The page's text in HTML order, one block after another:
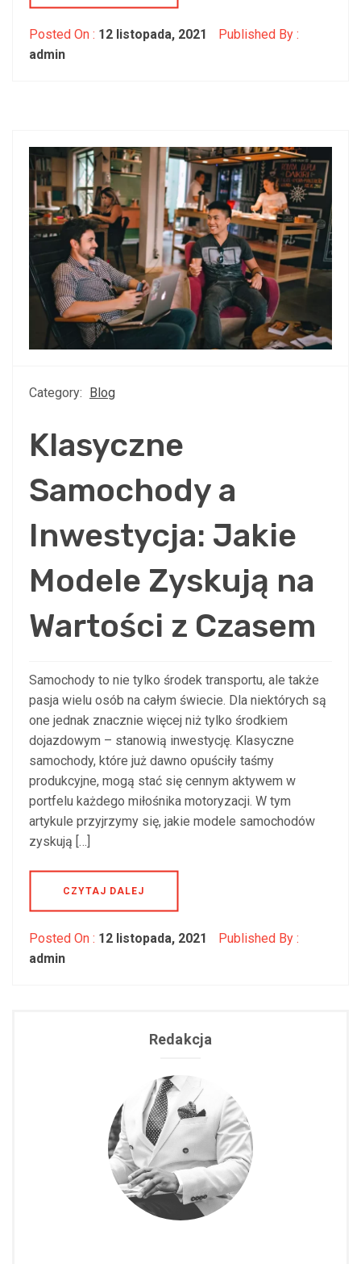
Posted On : 12 listopada, 2021
Published By :
admin
Category: Blog
Klasyczne
Samochody a
Inwestycja: Jakie
Modele Zyskują na
Wartości z Czasem
Samochody to nie tylko środek transportu, ale także
pasja wielu osób na całym świecie. Dla niektórych są
one jednak znacznie więcej niż tylko środkiem
dojazdowym – stanowią inwestycję. Klasyczne
samochody, które już dawno opuściły taśmy
produkcyjne, mogą stać się cennym aktywem w
portfelu każdego miłośnika motoryzacji. W tym
artykule przyjrzymy się, jakie modele samochodów
zyskują […]
CZYTAJ DALEJ
Posted On : 12 listopada, 2021
Published By :
admin
Redakcja